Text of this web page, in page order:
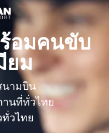
อมคนขับ
ยม
นามบิน
านที่ทั่วไทย
ทั่วไทย